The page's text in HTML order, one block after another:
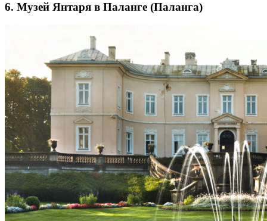
6. Музей Янтаря в Паланге (Паланга)